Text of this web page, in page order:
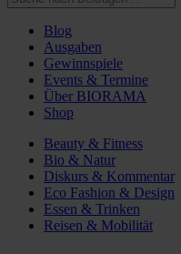
Blog
Ausgaben
Gewinnspiele
Events & Termine
Über BIORAMA
Shop
Beauty & Fitness
Bio & Natur
Diskurs & Kommentar
Eco Fashion & Design
Essen & Trinken
Reisen & Mobilität